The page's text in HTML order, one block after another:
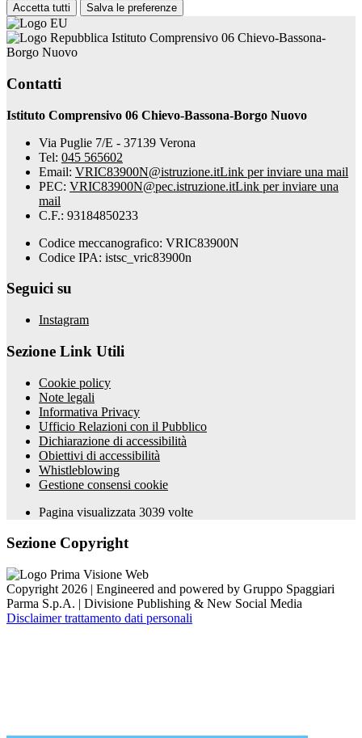
Accetta tutti Salva le preferenze
Istituto Comprensivo 06 Chievo-Bassona-
Borgo Nuovo
Contatti
Istituto Comprensivo 06 Chievo-Bassona-Borgo Nuovo
Via Puglie 7/E - 37139 Verona
Tel: 045 565602
Email: VRIC83900N@istruzione.itLink per inviare una mail
PEC: VRIC83900N@pec.istruzione.itLink per inviare una
mail
C.F.: 93184850233
Codice meccanografico: VRIC83900N
Codice IPA: istsc_vric83900n
Seguici su
Instagram
Sezione Link Utili
Cookie policy
Note legali
Informativa Privacy
Ufficio Relazioni con il Pubblico
Dichiarazione di accessibilità
Obiettivi di accessibilità
Whistleblowing
Gestione consensi cookie
Pagina visualizzata 3039 volte
Sezione Copyright
Copyright 2026 | Engineered and powered by Gruppo Spaggiari
Parma S.p.A. | Divisione Publishing & New Social Media
Disclaimer trattamento dati personali